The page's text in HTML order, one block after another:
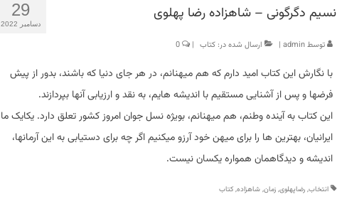
29
دسامبر 2022
نسیم دگرگونی – شاهزاده رضا پهلوی
توسطadmin
| ارسال شده در: کتاب |
0
با نگارش این کتاب امید دارم که هم میهنانم، در هر جای دنیا که باشند، بدور از پیش
فرضها و پس از آشنایی مستقیم با اندیشه هایم، به نقد و ارزیابی آنها بپردازند.
این کتاب به آینده وطنم، هم میهنانم، بویژه نسل جوان امروز کشور تعلق دارد. یکایک ما
ایرانیان، بهترین ها را برای میهن خود آرزو میکنیم اگر چه برای دستیابی به این آرمانها،
اندیشه و دیدگاهمان همواره یکسان نیست.
انتخاب, رضاپهلوی, زمان, شاهزاده, کتاب